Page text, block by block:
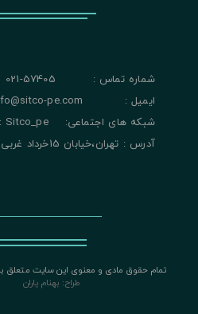
تمام حقوق مادی و معنوی این سایت
طراح: بهنام یاران
شماره تماس : 57405-021
ایمیل : info@sitco-pe.com
شبکه های اجتماعی: insta: Sitco_pe
آدرس : تهران،خیابان 15خرداد غربی، خیابان نوری پلاک 7